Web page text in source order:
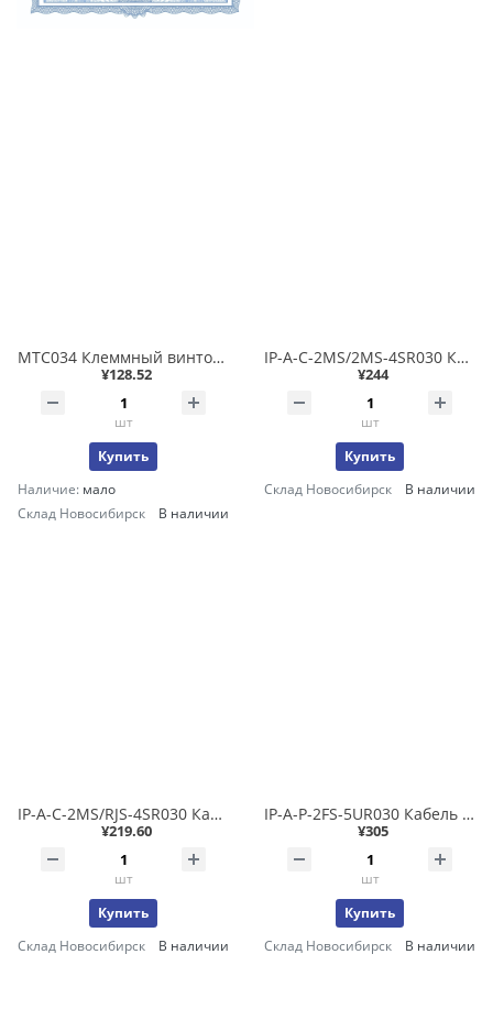
MTC034 Клеммный винтовой блок 32 канала 24В 1А 34-конт.разъем Снят с продаж 07.2022, замена на MTE034
¥128.52
шт
Купить
Наличие: мало
Склад Новосибирск
В наличии
IP-A-C-2MS/2MS-4SR030 Кабель системный сетевой 3м экранированный, сторона 1: разъем 4-конт. M12 код D (папа) сторона 2: разъем 4-конт. M12 код D (папа)
¥244
шт
Купить
Склад Новосибирск
В наличии
IP-A-C-2MS/RJS-4SR030 Кабель системный сетевой 3м экранированный, сторона 1: разъем 4-конт. M12 код D (папа) сторона 2: разъем RJ45
¥219.60
шт
Купить
Склад Новосибирск
В наличии
IP-A-P-2FS-5UR030 Кабель системный питания 24В 3м неэкранированный, сторона 1: разъем 5-конт. M12 код L (папа) сторона 2: свободные жилы
¥305
шт
Купить
Склад Новосибирск
В наличии